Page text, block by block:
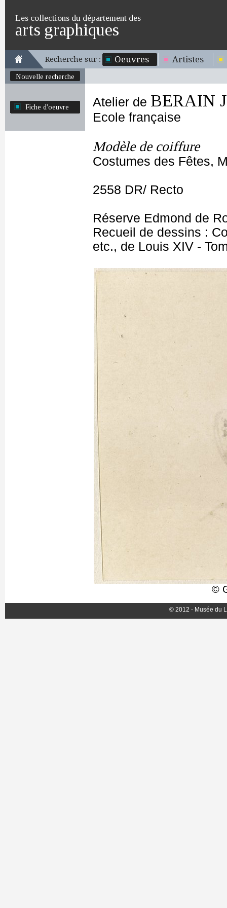
Les collections du département des
arts graphiques
Recherche sur : Oeuvres Artistes
Nouvelle recherche
Fiche d'oeuvre Atelier de BERAIN
Ecole française
Modèle de coiffure
Costumes des Fêtes,
2558 DR/ Recto
Réserve Edmond de
Recueil de dessins :
etc., de Louis XIV -
©
© 2012 - Musée du